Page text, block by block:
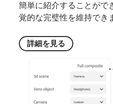
簡単に紹介することがで
覚的な完璧性を維持でき
詳細を見る